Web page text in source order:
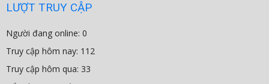
LƯỢT TRUY CẬP
Người đang online: 0
Truy cập hôm nay: 112
Truy cập hôm qua: 33